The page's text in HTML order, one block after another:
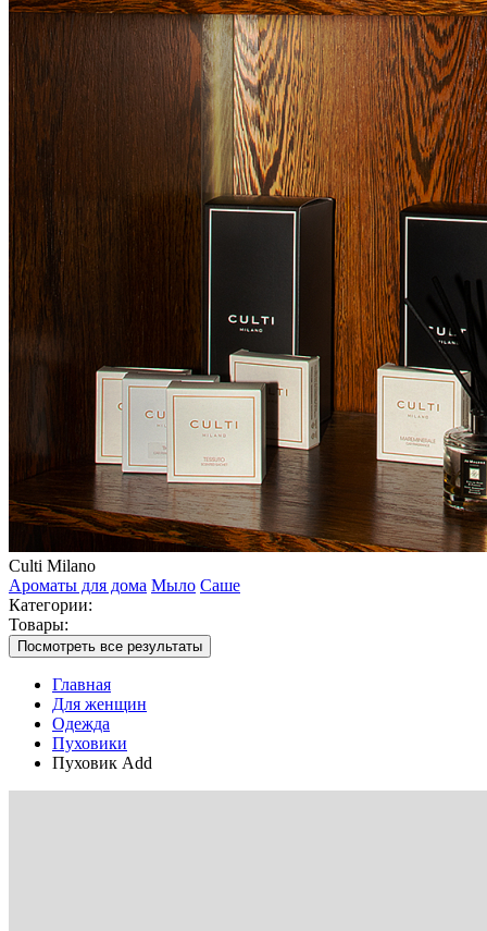
Culti Milano
Ароматы для дома Мыло Саше
Категории:
Товары:
Посмотреть все результаты
Главная
Для женщин
Одежда
Пуховики
Пуховик Add